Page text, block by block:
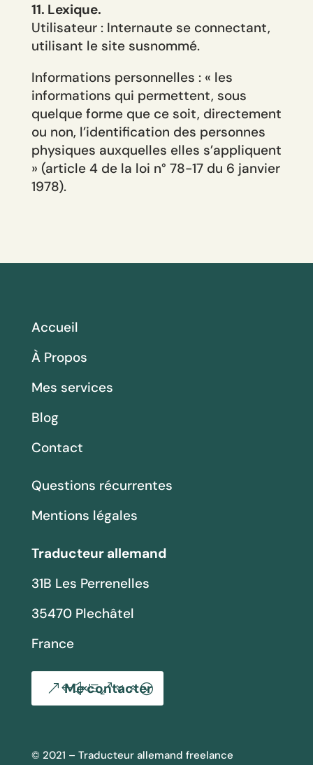
11. Lexique.
Utilisateur : Internaute se connectant,
utilisant le site susnommé.
Informations personnelles : « les
informations qui permettent, sous
quelque forme que ce soit, directement
ou non, l’identification des personnes
physiques auxquelles elles s’appliquent
» (article 4 de la loi n° 78-17 du 6 janvier
1978).
Accueil
À Propos
Mes services
Blog
Contact
Questions récurrentes
Mentions légales
Traducteur allemand
31B Les Perrenelles
35470 Plechâtel
France
Me contacter
© 2021 – Traducteur allemand freelance